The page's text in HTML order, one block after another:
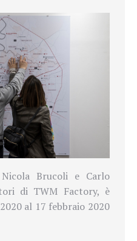
Brucoli e Carlo
di TWM Factory, è
al 17 febbraio 2020